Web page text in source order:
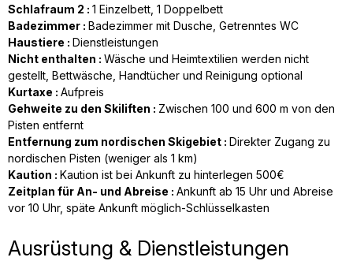
Schlafraum 2 : 1 Einzelbett 1 Doppelbett
Badezimmer : Badezimmer mit Dusche Getrenntes WC
Haustiere : Dienstleistungen
Nicht enthalten : Wäsche und Heimtextilien werden nicht
gestellt Bettwäsche, Handtücher und Reinigung optional
Kurtaxe : Aufpreis
Gehweite zu den Skiliften : Zwischen 100 und 600 m von den
Pisten entfernt
Entfernung zum nordischen Skigebiet : Direkter Zugang zu
nordischen Pisten (weniger als 1 km)
Kaution : Kaution ist bei Ankunft zu hinterlegen 500€
Zeitplan für An- und Abreise : Ankunft ab 15 Uhr und Abreise
vor 10 Uhr späte Ankunft möglich-Schlüsselkasten
Ausrüstung & Dienstleistungen